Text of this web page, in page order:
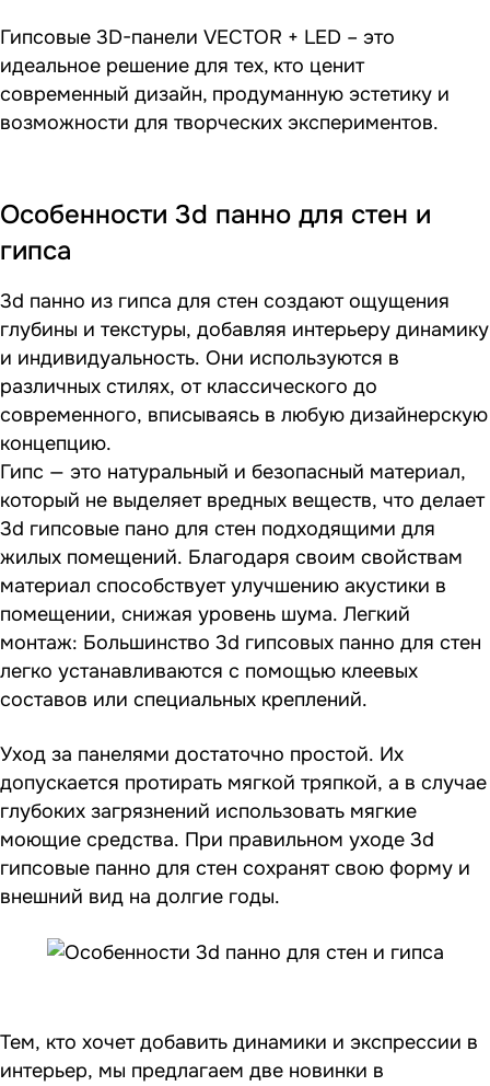
Гипсовые 3D-панели VECTOR + LED – это
идеальное решение для тех, кто ценит
современный дизайн, продуманную эстетику и
возможности для творческих экспериментов.
Особенности 3d панно для стен и
гипса
3d панно из гипса для стен создают ощущения
глубины и текстуры, добавляя интерьеру динамику
и индивидуальность. Они используются в
различных стилях, от классического до
современного, вписываясь в любую дизайнерскую
концепцию.
Гипс — это натуральный и безопасный материал,
который не выделяет вредных веществ, что делает
3d гипсовые пано для стен подходящими для
жилых помещений. Благодаря своим свойствам
материал способствует улучшению акустики в
помещении, снижая уровень шума. Легкий
монтаж: Большинство 3d гипсовых панно для стен
легко устанавливаются с помощью клеевых
составов или специальных креплений.
Уход за панелями достаточно простой. Их
допускается протирать мягкой тряпкой, а в случае
глубоких загрязнений использовать мягкие
моющие средства. При правильном уходе 3d
гипсовые панно для стен сохранят свою форму и
внешний вид на долгие годы.
Тем, кто хочет добавить динамики и экспрессии в
интерьер, мы предлагаем две новинки в